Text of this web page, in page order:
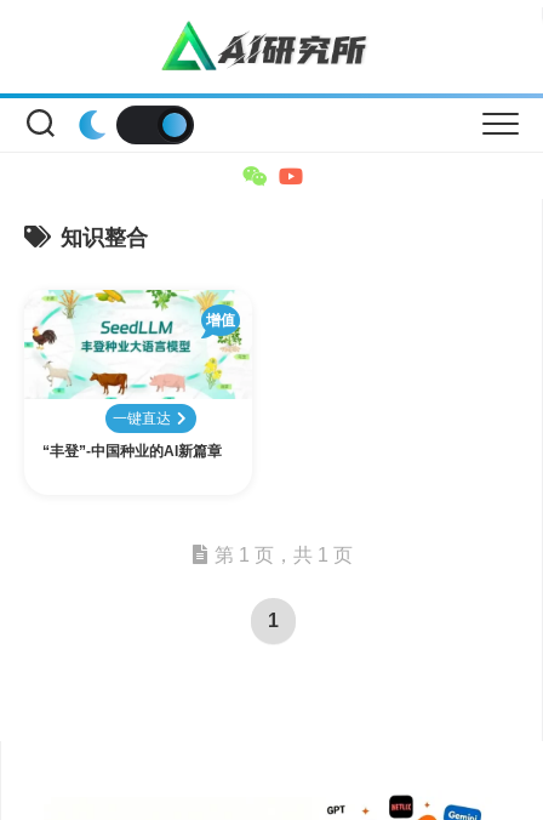
知识整合
增值
一键直达
“丰登”-中国种业的AI新篇章
第 1 页，共 1 页
1